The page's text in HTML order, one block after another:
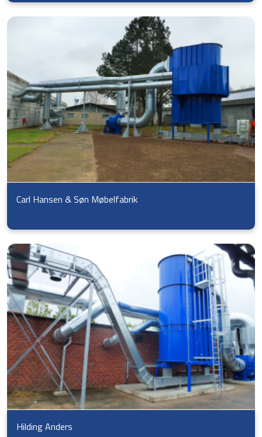
Carl Hansen & Søn Møbelfabrik
Hilding Anders